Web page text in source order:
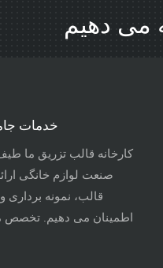
می دهیم
خدمات
کارخانه قالب تزریق ما
صنعت لوازم خانگی
قالب، نمونه برداری و
اطمینان می دهیم. تخصص